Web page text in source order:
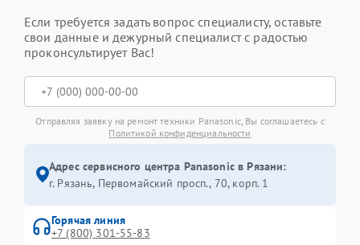
Если требуется задать вопрос специалисту, оставьте
свои данные и дежурный специалист с радостью
проконсультирует Вас!
Отправляя заявку на ремонт техники Panasonic, Вы соглашаетесь с
Политикой конфиденциальности
Адрес сервисного центра Panasonic в Рязани:
г. Рязань, Первомайский просп., 70, корп. 1
Горячая линия
+7 (800) 301-55-83